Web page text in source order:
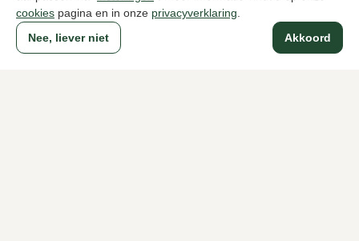
cookies pagina en in onze privacyverklaring
Akkoord
Nee, liever niet